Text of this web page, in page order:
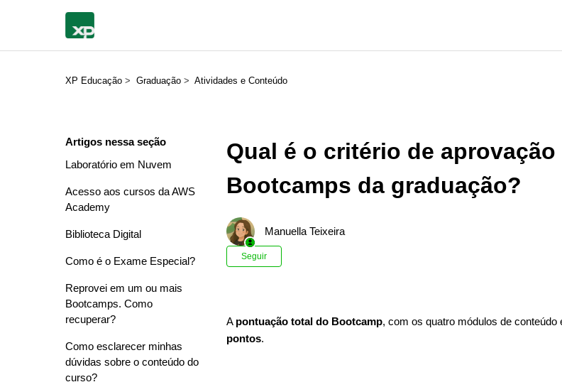
XP Educação Graduação Atividades e Conteúdo
Artigos nessa seção
Laboratório em Nuvem
Acesso aos cursos da AWS
Academy
Biblioteca Digital
Como é o Exame Especial?
Reprovei em um ou mais
Bootcamps. Como
recuperar?
Como esclarecer minhas
dúvidas sobre o conteúdo do
curso?
Qual é o critério de aprovação
Bootcamps da graduação?
Manuella Teixeira
Seguir
A pontuação total do Bootcamp, com os quatro módulos de
pontos.